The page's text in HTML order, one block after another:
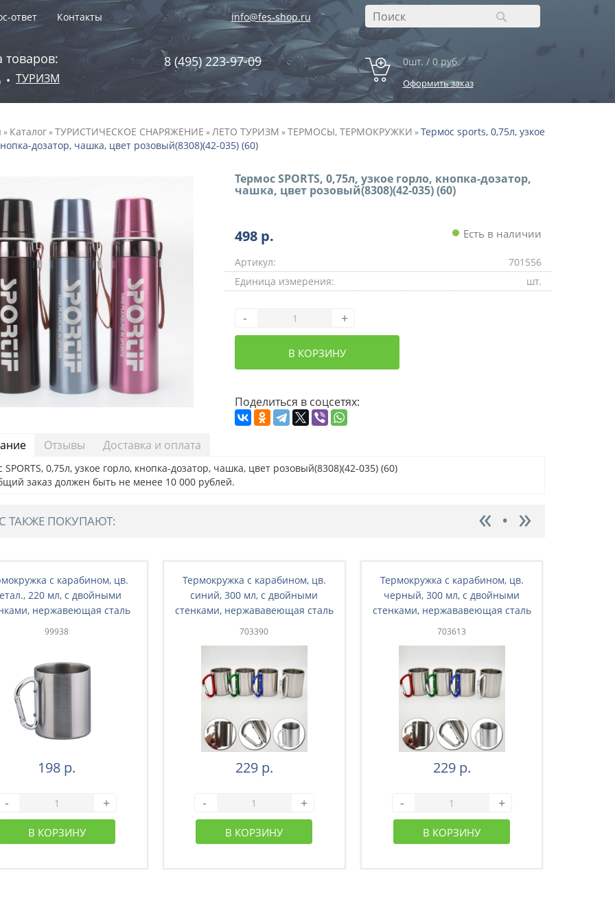
ответ Контакты info@fes-shop.ru
товаров:
• ТУРИЗМ
8 (495) 223-97-09 0шт. / 0 руб.
Оформить заказ
» Каталог»ТУРИСТИЧЕСКОЕ СНАРЯЖЕНИЕ »ЛЕТО ТУРИЗМ »ТЕРМОСЫ, ТЕРМОКРУЖКИ »Термос sports, 0,75л, узкое
дозатор, чашка, цвет розовый(8308)(42-035) (60)
Термос SPORTS, 0,75л, узкое горло, кнопка-дозатор,
чашка, цвет розовый(8308)(42-035) (60)
498 р. Есть в наличии
Артикул:
701556
Единица измерения:
шт.
- +
В КОРЗИНУ
Поделиться в соцсетях:
Отзывы Доставка и оплата
SPORTS, 0,75л, узкое горло, кнопка-дозатор, чашка, цвет розовый(8308)(42-035) (60)
заказ должен быть не менее 10 000 рублей.
ТАКЖЕ ПОКУПАЮТ:
с карабином, цв.
220 мл, с двойными
нержавеющая сталь
201 (26-001)
99938
198 р.
- +
В КОРЗИНУ
Термокружка с карабином, цв.
синий, 300 мл, с двойными
стенками, нержававеющая сталь
201 (26-003)
703390
229 р.
- +
В КОРЗИНУ
Термокружка с карабином, цв.
черный, 300 мл, с двойными
стенками, нержававеющая сталь
201 (65-004)
703613
229 р.
- +
В КОРЗИНУ